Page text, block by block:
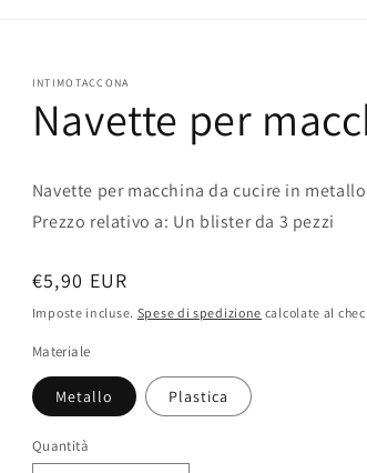
INTIMOTACCONA
Navette per
Navette per macchina da cucire in
Prezzo relativo a: Un blister da 3 pezzi
Prezzo
di
listino
€5,90 EUR
Imposte incluse. Spese di spedizione calcolate al
Materiale
Metallo Plastica
Quantità